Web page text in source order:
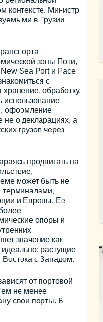
контексте. Министр
в Грузии
зоны Поти,
Sea Port и Pace
с
обработку,
использование
оформление
не о декларациях, а
грузов через
продвигать на
может быть не
терминалами,
и Европы. Ее
опоры и
значение как
идеально: растущие
с Западом.
от портовой
не менее
свои порты. В